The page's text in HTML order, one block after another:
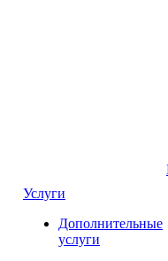
Услуги
Дополнительные
услуги